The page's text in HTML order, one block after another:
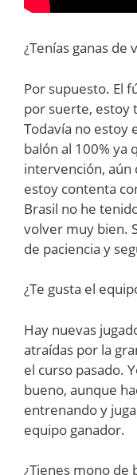
¿Tenías ganas de
Por supuesto. El
por suerte, estoy
Todavía no estoy
balón al 100% ya
intervención, aún
estoy contenta
Brasil no he
volver muy bien.
de paciencia y
¿Te gusta el
Hay nuevas
atraídas por la
el curso pasado.
bueno, aunque
entrenando y
equipo ganador.
¿Tienes mono de